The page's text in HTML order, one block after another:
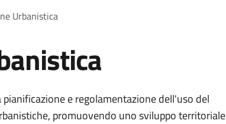
Urbanistica
e regolamentazione dell'uso del
promuovendo uno sviluppo territoriale